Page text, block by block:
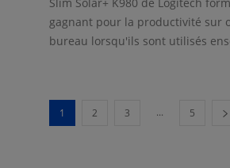
gagnant pour la productivité sur
bureau lorsqu'ils sont utilisés
1 2 3 ... 5